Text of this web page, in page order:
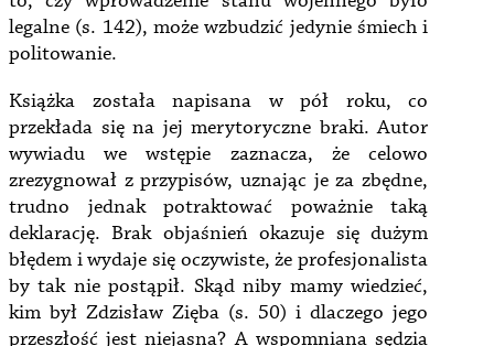
legalne (s. 142), może wzbudzić jedynie śmiech i
politowanie.
Książka została napisana w pół roku, co
przekłada się na jej merytoryczne braki. Autor
wywiadu we wstępie zaznacza, że celowo
zrezygnował z przypisów, uznając je za zbędne,
trudno jednak potraktować poważnie taką
deklarację. Brak objaśnień okazuje się dużym
błędem i wydaje się oczywiste, że profesjonalista
by tak nie postąpił. Skąd niby mamy wiedzieć,
kim był Zdzisław Zięba (s. 50) i dlaczego jego
przeszłość jest niejasna? A wspomniana sędzia